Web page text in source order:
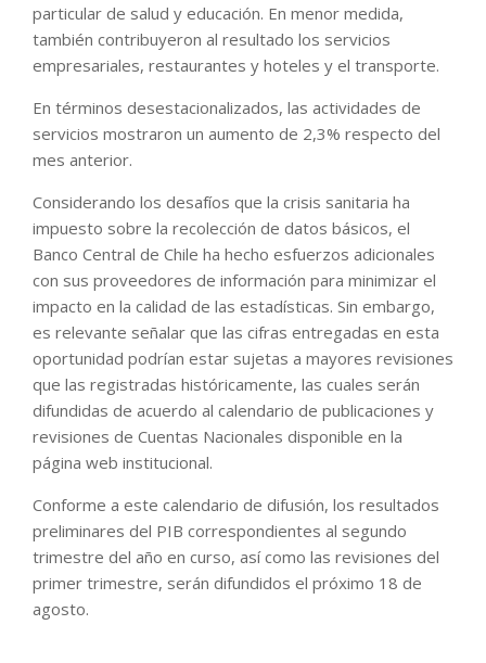
particular de salud y educación. En menor medida,
también contribuyeron al resultado los servicios
empresariales, restaurantes y hoteles y el transporte.
En términos desestacionalizados, las actividades de
servicios mostraron un aumento de 2,3% respecto del
mes anterior.
Considerando los desafíos que la crisis sanitaria ha
impuesto sobre la recolección de datos básicos, el
Banco Central de Chile ha hecho esfuerzos adicionales
con sus proveedores de información para minimizar el
impacto en la calidad de las estadísticas. Sin embargo,
es relevante señalar que las cifras entregadas en esta
oportunidad podrían estar sujetas a mayores revisiones
que las registradas históricamente, las cuales serán
difundidas de acuerdo al calendario de publicaciones y
revisiones de Cuentas Nacionales disponible en la
página web institucional.
Conforme a este calendario de difusión, los resultados
preliminares del PIB correspondientes al segundo
trimestre del año en curso, así como las revisiones del
primer trimestre, serán difundidos el próximo 18 de
agosto.